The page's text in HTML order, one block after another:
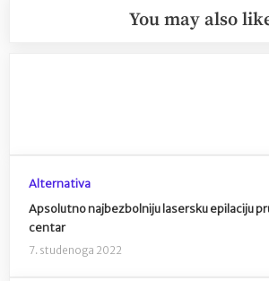
You may also
Alternativa
Apsolutno najbezbolniju lasersku epilaciju
centar
7. studenoga 2022